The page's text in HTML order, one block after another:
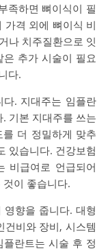
족하면 뼈이식이 필
가격 외에 뼈이식 비
나 치주질환으로 잇
추가 시술이 필요
다.
. 지대주는 임플란
기본 지대주를 쓰는
더 정밀하게 맞추
있습니다. 건강보험
비급여로 언급되어
이 좋습니다.
향을 줍니다. 대형
건비와 장비, 시스템
란트는 시술 후 정